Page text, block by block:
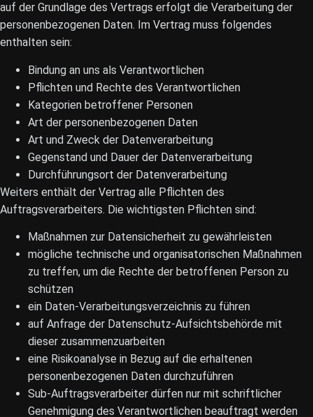
auf der Grundlage des Vertrags erfolgt die Verarbeitung der
personenbezogenen Daten. Im Vertrag muss folgendes
enthalten sein:
Bindung an uns als Verantwortlichen
Pflichten und Rechte des Verantwortlichen
Kategorien betroffener Personen
Art der personenbezogenen Daten
Art und Zweck der Datenverarbeitung
Gegenstand und Dauer der Datenverarbeitung
Durchführungsort der Datenverarbeitung
Weiters enthält der Vertrag alle Pflichten des
Auftragsverarbeiters. Die wichtigsten Pflichten sind:
Maßnahmen zur Datensicherheit zu gewährleisten
mögliche technische und organisatorischen Maßnahmen
zu treffen, um die Rechte der betroffenen Person zu
schützen
ein Daten-Verarbeitungsverzeichnis zu führen
auf Anfrage der Datenschutz-Aufsichtsbehörde mit
dieser zusammenzuarbeiten
eine Risikoanalyse in Bezug auf die erhaltenen
personenbezogenen Daten durchzuführen
Sub-Auftragsverarbeiter dürfen nur mit schriftlicher
Genehmigung des Verantwortlichen beauftragt werden